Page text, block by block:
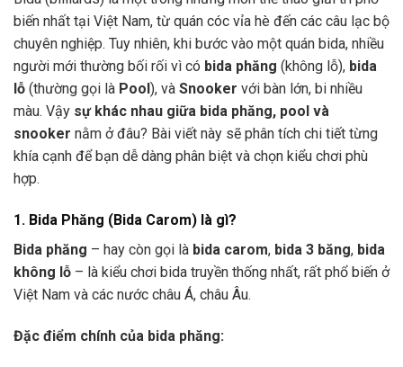
biến nhất tại Việt Nam, từ quán cóc vỉa hè đến các câu lạc bộ
chuyên nghiệp. Tuy nhiên, khi bước vào một quán bida, nhiều
người mới thường bối rối vì có bida phăng (không lỗ), bida
lỗ (thường gọi là Pool), và Snooker với bàn lớn, bi nhiều
màu. Vậy sự khác nhau giữa bida phăng, pool và
snooker nằm ở đâu? Bài viết này sẽ phân tích chi tiết từng
khía cạnh để bạn dễ dàng phân biệt và chọn kiểu chơi phù
hợp.
1. Bida Phăng (Bida Carom) là gì?
Bida phăng – hay còn gọi là bida carom, bida 3 băng, bida
không lỗ – là kiểu chơi bida truyền thống nhất, rất phổ biến ở
Việt Nam và các nước châu Á, châu Âu.
Đặc điểm chính của bida phăng: